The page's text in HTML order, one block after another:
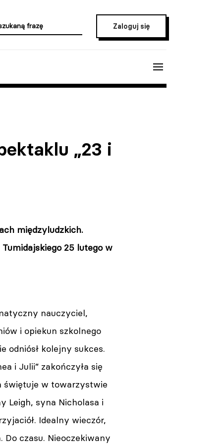
Zaloguj się
„23 i
międzyludzkich.
25 lutego w
nauczyciel,
i opiekun szkolnego
odniósł kolejny sukces.
i Julii” zakończyła się
świętuje w towarzystwie
Leigh, syna Nicholasa i
Idealny wieczór,
Do czasu. Nieoczekiwany